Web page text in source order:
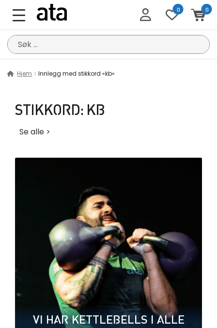
0 0
Søk
etter:
Hjem Innlegg med stikkord «kb»
STIKKORD: KB
Se alle >
VI HAR KETTLEBELLS I ALLE